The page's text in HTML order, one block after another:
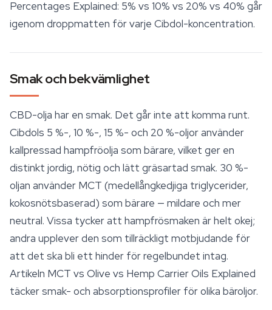
Percentages Explained: 5% vs 10% vs 20% vs 40% går
igenom droppmatten för varje Cibdol-koncentration.
Smak och bekvämlighet
CBD-olja har en smak. Det går inte att komma runt.
Cibdols 5 %-, 10 %-, 15 %- och 20 %-oljor använder
kallpressad hampfröolja som bärare, vilket ger en
distinkt jordig, nötig och lätt gräsartad smak. 30 %-
oljan använder MCT (medellångkedjiga triglycerider,
kokosnötsbaserad) som bärare — mildare och mer
neutral. Vissa tycker att hampfrösmaken är helt okej;
andra upplever den som tillräckligt motbjudande för
att det ska bli ett hinder för regelbundet intag.
Artikeln MCT vs Olive vs Hemp Carrier Oils Explained
täcker smak- och absorptionsprofiler för olika bäroljor.